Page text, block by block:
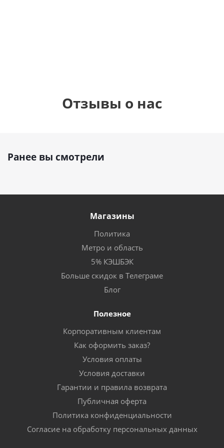
Отзывы о нас
Ранее вы смотрели
Магазины
Политика
Метро и область
5% КЭШБЭК
Больше скидок в Телеграме
Блог
Полезное
Корпоративным клиентам
Как оформить заказ?
Условия оплаты
Условия доставки
Гарантии и правила возврата
Публичная оферта
Политика конфиденциальности
Согласие на обработку персональных данных